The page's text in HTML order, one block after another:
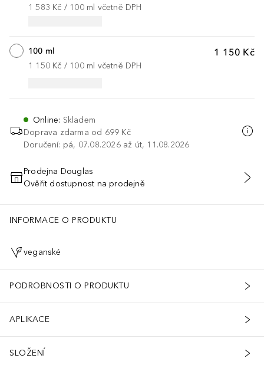
1 583 Kč / 100 ml včetně DPH
1 150 Kč
100 ml
1 150 Kč / 100 ml včetně DPH
Online: Skladem
Doprava zdarma od 699 Kč
Doručení: pá, 07.08.2026 až út, 11.08.2026
PŘIDAT DO KOŠÍKU
Prodejna Douglas
Ověřit dostupnost na prodejně
INFORMACE O PRODUKTU
veganské
PODROBNOSTI O PRODUKTU
APLIKACE
SLOŽENÍ